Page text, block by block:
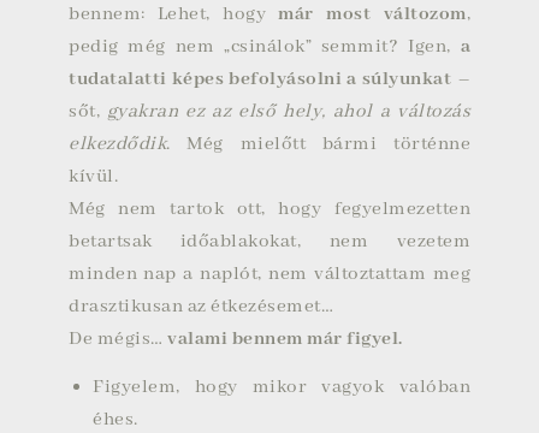
bennem: Lehet, hogymár most változom,
pedig még nem „csinálok” semmit? Igen, a
tudatalatti képes befolyásolni a súlyunkat –
sőt, gyakran ez az első hely, ahol a változás
elkezdődik. Még mielőtt bármi történne
kívül.
Még nem tartok ott, hogy fegyelmezetten
betartsak időablakokat, nem vezetem
minden nap a naplót, nem változtattam meg
drasztikusan az étkezésemet…
De mégis… valami bennem már figyel.
Figyelem, hogy mikor vagyok valóban
éhes.